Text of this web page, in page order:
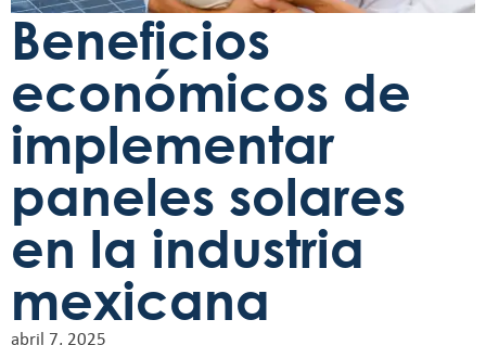
Beneficios
económicos de
implementar
paneles solares
en la industria
mexicana
abril 7, 2025